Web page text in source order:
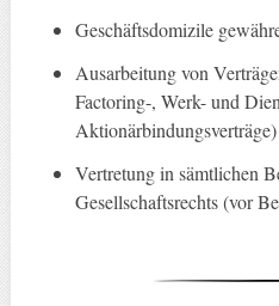
Geschäftsdomizile
Ausarbeitung von
Factoring-, Werk- und
Aktionärbindungsverträge)
Vertretung in sämtlichen
Gesellschaftsrechts (vor